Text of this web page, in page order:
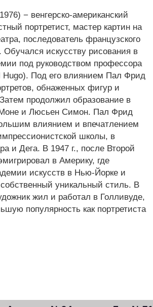
− венгерско-американский
портретист, мастер картин на
последователь французского
искусству рисования в
под руководством профессора
Hugo). Под его влиянием Пал Фрид
обнаженных фигур и
продолжил образование в
и Люсьен Симон. Пал Фрид
влиянием и впечатлением
школы, в
и Дега. В 1947 г., после Второй
в Америку, где
искусств в Нью-Йорке и
уникальный стиль. В
жил и работал в Голливуде,
популярность как портретиста